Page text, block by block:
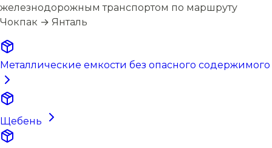
железнодорожным транспортом по маршруту
Чокпак → Янталь
Металлические емкости без опасного содержимого
Щебень